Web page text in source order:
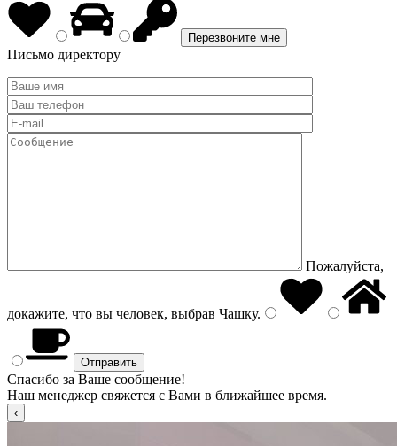
Письмо директору
Пожалуйста,
докажите, что вы человек, выбрав Чашку.
Спасибо за Ваше сообщение!
Наш менеджер свяжется с Вами в ближайшее время.